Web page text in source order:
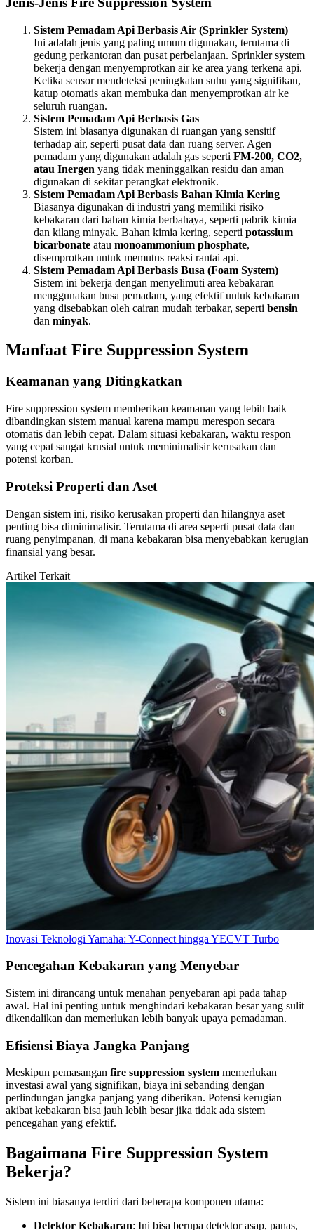
Sistem Pemadam Api Berbasis Air (Sprinkler System)
Ini adalah jenis yang paling umum digunakan, terutama di
gedung perkantoran dan pusat perbelanjaan. Sprinkler system
bekerja dengan menyemprotkan air ke area yang terkena api.
Ketika sensor mendeteksi peningkatan suhu yang signifikan,
katup otomatis akan membuka dan menyemprotkan air ke
seluruh ruangan.
Sistem Pemadam Api Berbasis Gas
Sistem ini biasanya digunakan di ruangan yang sensitif
terhadap air, seperti pusat data dan ruang server. Agen
pemadam yang digunakan adalah gas seperti FM-200, CO2,
atau Inergen yang tidak meninggalkan residu dan aman
digunakan di sekitar perangkat elektronik.
Sistem Pemadam Api Berbasis Bahan Kimia Kering
Biasanya digunakan di industri yang memiliki risiko
kebakaran dari bahan kimia berbahaya, seperti pabrik kimia
dan kilang minyak. Bahan kimia kering, seperti potassium
bicarbonate atau monoammonium phosphate,
disemprotkan untuk memutus reaksi rantai api.
Sistem Pemadam Api Berbasis Busa (Foam System)
Sistem ini bekerja dengan menyelimuti area kebakaran
menggunakan busa pemadam, yang efektif untuk kebakaran
yang disebabkan oleh cairan mudah terbakar, seperti bensin
dan minyak.
Manfaat Fire Suppression System
Keamanan yang Ditingkatkan
Fire suppression system memberikan keamanan yang lebih baik
dibandingkan sistem manual karena mampu merespon secara
otomatis dan lebih cepat. Dalam situasi kebakaran, waktu respon
yang cepat sangat krusial untuk meminimalisir kerusakan dan
potensi korban.
Proteksi Properti dan Aset
Dengan sistem ini, risiko kerusakan properti dan hilangnya aset
penting bisa diminimalisir. Terutama di area seperti pusat data dan
ruang penyimpanan, di mana kebakaran bisa menyebabkan kerugian
finansial yang besar.
Artikel Terkait
Inovasi Teknologi Yamaha: Y-Connect hingga YECVT Turbo
Pencegahan Kebakaran yang Menyebar
Sistem ini dirancang untuk menahan penyebaran api pada tahap
awal. Hal ini penting untuk menghindari kebakaran besar yang sulit
dikendalikan dan memerlukan lebih banyak upaya pemadaman.
Efisiensi Biaya Jangka Panjang
Meskipun pemasangan fire suppression system memerlukan
investasi awal yang signifikan, biaya ini sebanding dengan
perlindungan jangka panjang yang diberikan. Potensi kerugian
akibat kebakaran bisa jauh lebih besar jika tidak ada sistem
pencegahan yang efektif.
Bagaimana Fire Suppression System
Bekerja?
Sistem ini biasanya terdiri dari beberapa komponen utama:
Detektor Kebakaran: Ini bisa berupa detektor asap, panas,